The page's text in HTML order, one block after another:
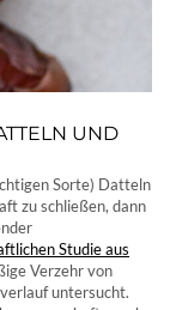
UND
Sorte) Datteln
zu schließen, dann
Studie aus
Verzehr von
untersucht.